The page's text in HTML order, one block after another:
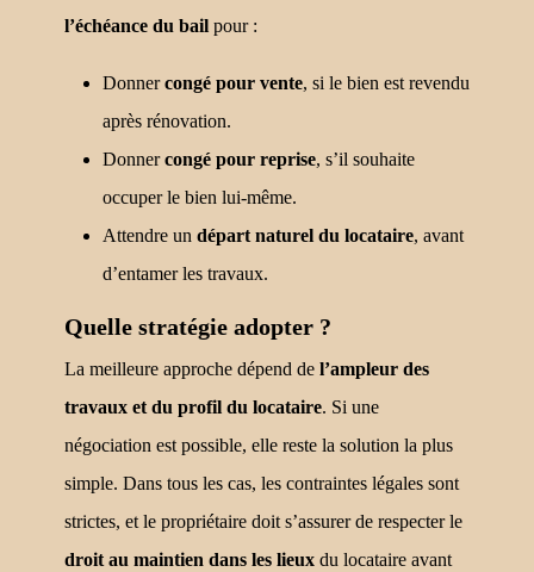
l’échéance du bail pour :
Donnercongé pour vente, si le bien est revendu
après rénovation.
Donnercongé pour reprise, s’il souhaite
occuper le bien lui-même.
Attendre un départ naturel du locataire, avant
d’entamer les travaux.
Quelle stratégie adopter ?
La meilleure approche dépend de l’ampleur des
travaux et du profil du locataire. Si une
négociation est possible, elle reste la solution la plus
simple. Dans tous les cas, les contraintes légales sont
strictes, et le propriétaire doit s’assurer de respecter le
droit au maintien dans les lieux du locataire avant